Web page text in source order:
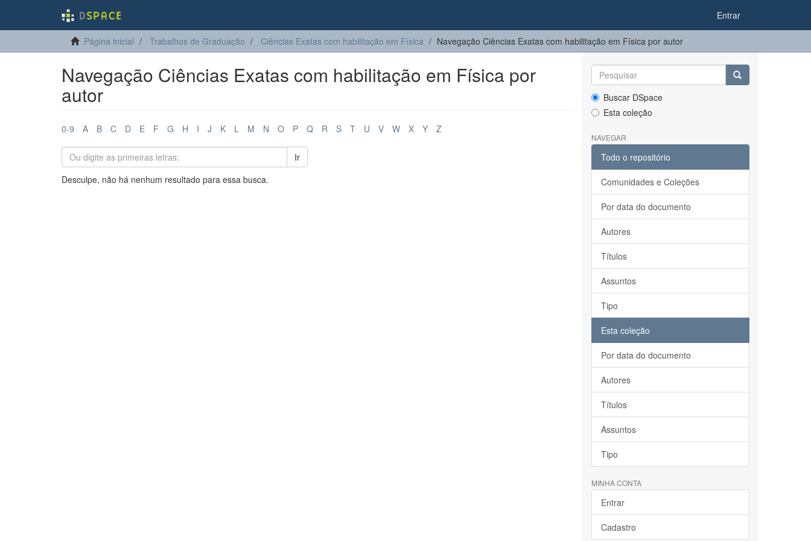
Entrar
Página inicial Trabalhos de Graduação Ciências Exatas com habilitação em Física Navegação Ciências Exatas com habilitação em Física por autor
Navegação Ciências Exatas com habilitação em Física por
autor
0-9 A B C D E F G H I J K L M N O P Q R S T U V W X Y Z
Ir
Desculpe, não há nenhum resultado para essa busca.
Buscar DSpace
Esta coleção
NAVEGAR
Todo o repositório
Comunidades e Coleções
Por data do documento
Autores
Títulos
Assuntos
Tipo
Esta coleção
Por data do documento
Autores
Títulos
Assuntos
Tipo
MINHA CONTA
Entrar
Cadastro